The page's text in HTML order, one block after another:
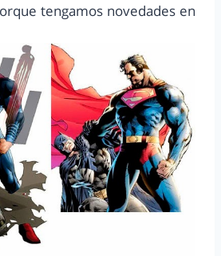
tengamos novedades en